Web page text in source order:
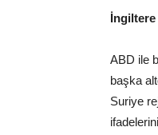
İngiltere
ABD ile
başka
Suriye